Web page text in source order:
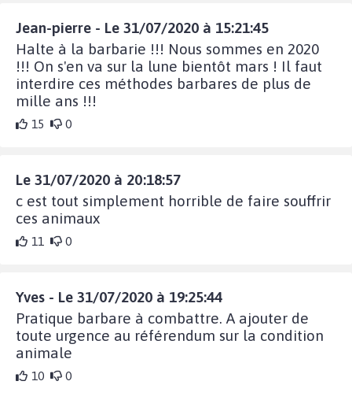
Jean-pierre - Le 31/07/2020 à 15:21:45
Halte à la barbarie !!! Nous sommes en 2020
!!! On s'en va sur la lune bientôt mars ! Il faut
interdire ces méthodes barbares de plus de
mille ans !!!
15 0
Le 31/07/2020 à 20:18:57
c est tout simplement horrible de faire souffrir
ces animaux
11 0
Yves - Le 31/07/2020 à 19:25:44
Pratique barbare à combattre. A ajouter de
toute urgence au référendum sur la condition
animale
10 0